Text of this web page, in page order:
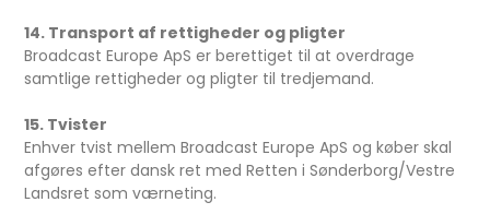
14. Transport af rettigheder og pligter
Broadcast Europe ApS er berettiget til at overdrage
samtlige rettigheder og pligter til tredjemand.
15. Tvister
Enhver tvist mellem Broadcast Europe ApS og køber skal
afgøres efter dansk ret med Retten i Sønderborg/Vestre
Landsret som værneting.